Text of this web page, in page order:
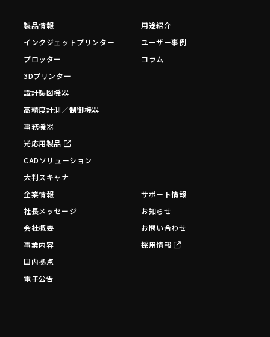
製品情報
インクジェットプリンター
プロッター
3Dプリンター
設計製図機器
高精度計測／制御機器
事務機器
光応用製品
CADソリューション
大判スキャナ
用途紹介
ユーザー事例
コラム
企業情報
社長メッセージ
会社概要
事業内容
国内拠点
電子公告
サポート情報
お知らせ
お問い合わせ
採用情報